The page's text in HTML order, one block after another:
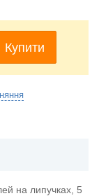
Купити
на липучках, 5